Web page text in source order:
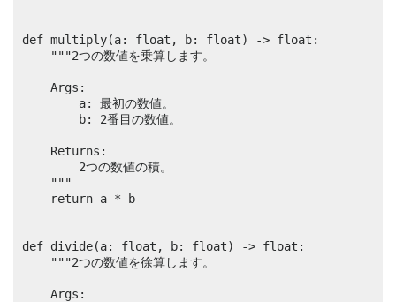
def multiply(a: float, b: float) -> float:
    """2つの数値を乗算します。
    Args:
        a: 最初の数値。
        b: 2番目の数値。
    Returns:
        2つの数値の積。
    """
    return a * b
def divide(a: float, b: float) -> float:
    """2つの数値を徐算します。
    Args: